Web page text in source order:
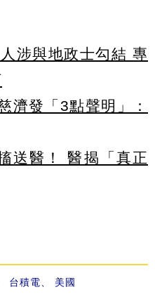
涉與地政士勾結 專
濟發「3點聲明」：
送醫！ 醫揭「真正
台積電 美國